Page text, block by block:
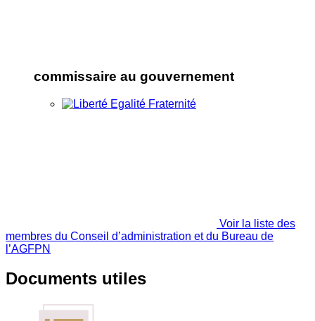
commissaire au gouvernement
Voir la liste des
membres du Conseil d’administration et du Bureau de
l’AGFPN
Documents utiles